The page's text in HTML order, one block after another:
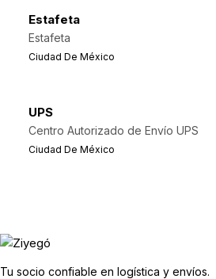
Estafeta
Estafeta
Ciudad De México
UPS
Centro Autorizado de Envío UPS
Ciudad De México
Tu socio confiable en logística y envíos.